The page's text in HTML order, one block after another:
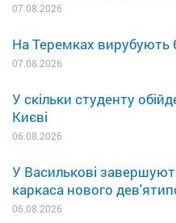
07.08.2026
На Теремках вирубують
07.08.2026
У скільки студенту
Києві
06.08.2026
У Василькові
каркаса нового
06.08.2026